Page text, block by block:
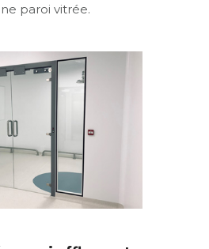
paroi vitrée.